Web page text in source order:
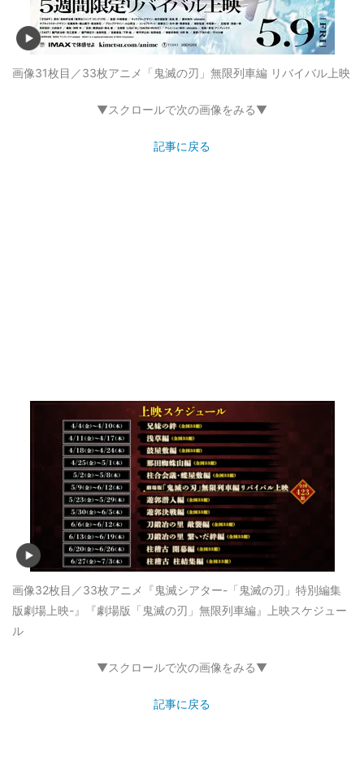
画像31枚目／33枚アニメ「鬼滅の刃」無限列車編 リバイバル上映
▼スクロールで次の画像をみる▼
記事に戻る
画像32枚目／33枚アニメ『鬼滅シアター-「鬼滅の刃」特別編集
版劇場上映-』『劇場版「鬼滅の刃」無限列車編』上映スケジュー
ル
▼スクロールで次の画像をみる▼
記事に戻る